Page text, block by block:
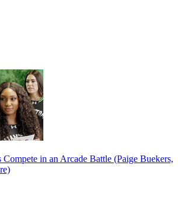
in an Arcade Battle (Paige Buekers,